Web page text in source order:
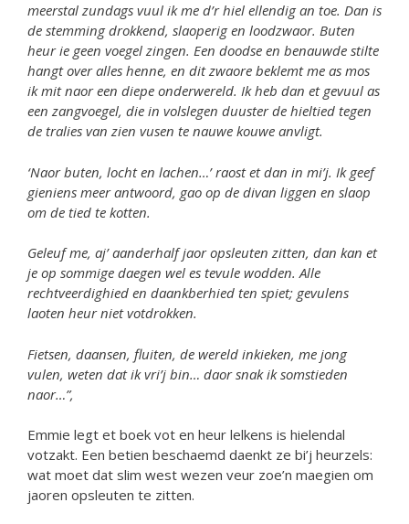
meerstal zundags vuul ik me d’r hiel ellendig an toe. Dan is
de stemming drokkend, slaoperig en loodzwaor. Buten
heur ie geen voegel zingen. Een doodse en benauwde stilte
hangt over alles henne, en dit zwaore beklemt me as mos
ik mit naor een diepe onderwereld. Ik heb dan et gevuul as
een zangvoegel, die in volslegen duuster de hieltied tegen
de tralies van zien vusen te nauwe kouwe anvligt.
‘Naor buten, locht en lachen…’raost et dan in mi’j. Ik geef
gieniens meer antwoord, gao op de divan liggen en slaop
om de tied te kotten.
Geleuf me, aj’aanderhalf jaor opsleuten zitten, dan kan et
je op sommige daegen wel es tevule wodden. Alle
rechtveerdighied en daankberhied ten spiet; gevulens
laoten heur niet votdrokken.
Fietsen, daansen, fluiten, de wereld inkieken, me jong
vulen, weten dat ik vri’j bin… daor snak ik somstieden
naor…”,
Emmie legt et boek vot en heur lelkens is hielendal
votzakt. Een betien beschaemd daenkt ze bi’j heurzels:
wat moet dat slim west wezen veur zoe’n maegien om
jaoren opsleuten te zitten.